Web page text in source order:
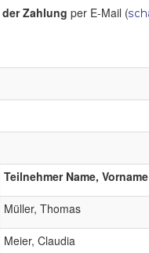
Zahlung per E-Mail (
Teilnehmer Name, Vorname
Müller, Thomas
Meier, Claudia